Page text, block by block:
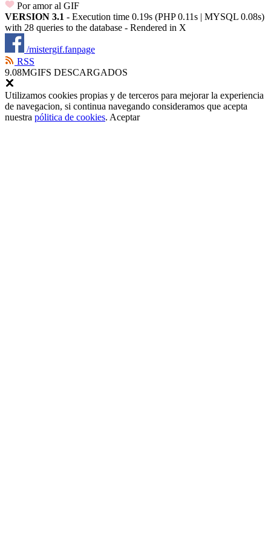
Por amor al GIF
VERSION 3.1 - Execution time 0.19s (PHP 0.11s | MYSQL 0.08s)
with 28 queries to the database - Rendered in X
/mistergif.fanpage
RSS
9.08MGIFS DESCARGADOS
Utilizamos cookies propias y de terceros para mejorar la experiencia
de navegacion, si continua navegando consideramos que acepta
nuestra pólitica de cookies. Aceptar